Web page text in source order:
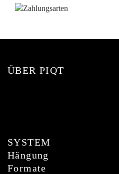
ÜBER PIQT
SYSTEM
Hängung
Formate